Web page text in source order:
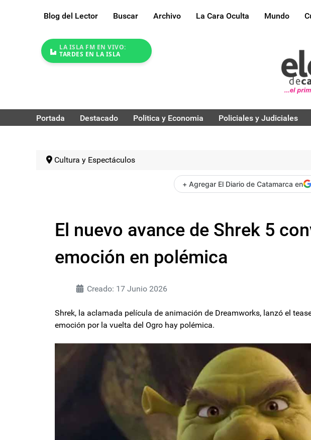
Blog del Lector Buscar Archivo La Cara Oculta Mundo
LA ISLA FM EN VIVO:
TARDES EN LA ISLA
Portada Destacado Politica y Economia Policiales y Judiciales
Cultura y Espectáculos
+ Agregar El Diario de Catamarca en
El nuevo avance de Shrek 5
emoción en polémica
Creado: 17 Junio 2026
Shrek, la aclamada película de animación de Dreamworks, lanzó el
emoción por la vuelta del Ogro hay polémica.